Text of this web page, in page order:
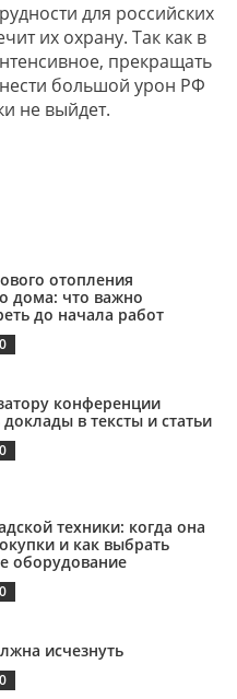
для российских
их охрану. Так как в
прекращать
большой урон РФ
не выйдет.
отопления
дома: что важно
до начала работ
0
конференции
доклады в тексты и статьи
0
техники: когда она
и как выбрать
оборудование
0
исчезнуть
0